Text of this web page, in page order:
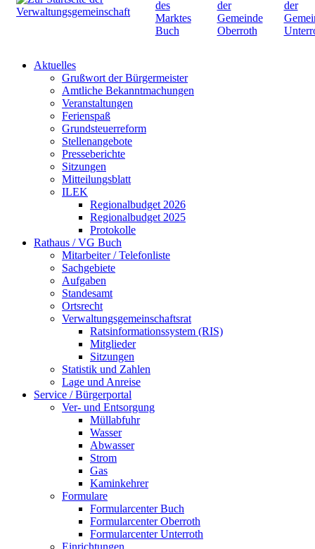
Aktuelles
Grußwort der Bürgermeister
Amtliche Bekanntmachungen
Veranstaltungen
Ferienspaß
Grundsteuerreform
Stellenangebote
Presseberichte
Sitzungen
Mitteilungsblatt
ILEK
Regionalbudget 2026
Regionalbudget 2025
Protokolle
Rathaus / VG Buch
Mitarbeiter / Telefonliste
Sachgebiete
Aufgaben
Standesamt
Ortsrecht
Verwaltungsgemeinschaftsrat
Ratsinformationssystem (RIS)
Mitglieder
Sitzungen
Statistik und Zahlen
Lage und Anreise
Service / Bürgerportal
Ver- und Entsorgung
Müllabfuhr
Wasser
Abwasser
Strom
Gas
Kaminkehrer
Formulare
Formularcenter Buch
Formularcenter Oberroth
Formularcenter Unterroth
Einrichtungen